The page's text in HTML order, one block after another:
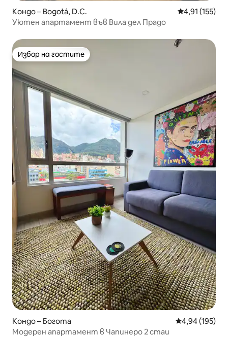
Кондо – Bogotá, D.C. Средна
4,91 (155)
Уютен апартамент във Вила дел Прадо
Избор на гостите
Избор на гостите
Кондо – Богота Средна
4,94 (195)
Модерен апартамент в Чапинеро 2 стаи